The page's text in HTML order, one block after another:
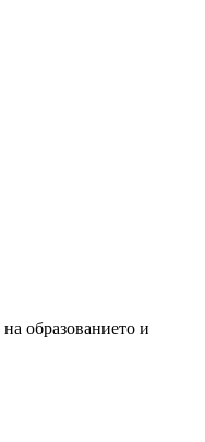
образованието и